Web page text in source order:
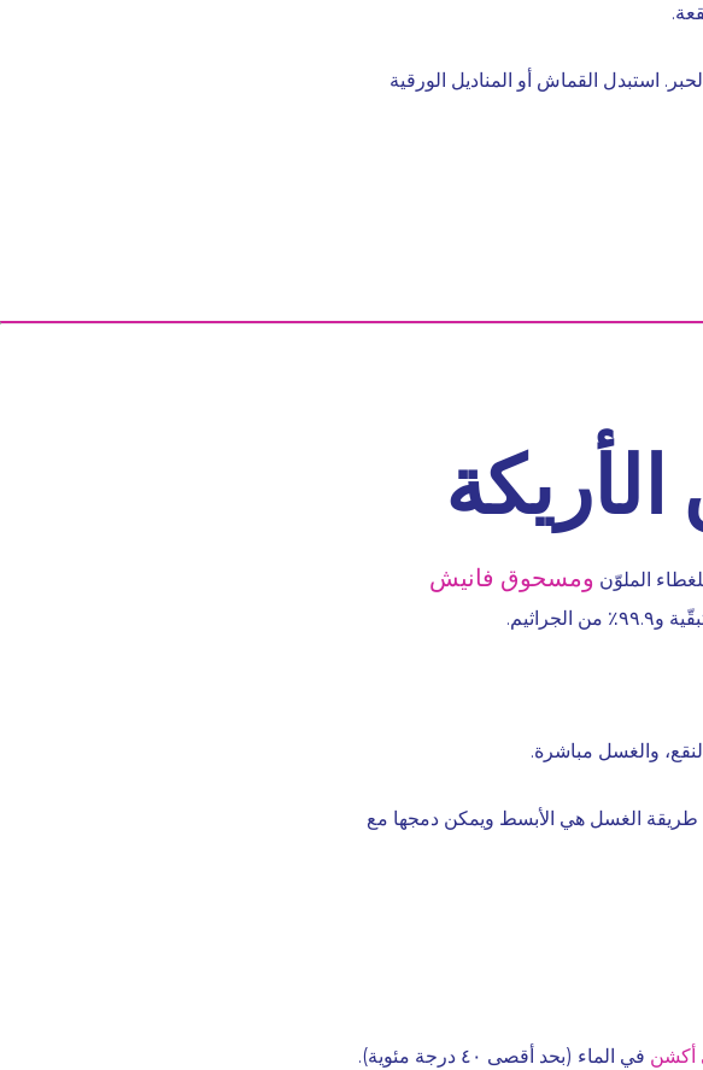
استبدل القماش أو المناديل الورقية
الملوّن ومسحوق فانيش
والغسل مباشرة.
طريقة الغسل هي الأبسط ويمكن دمجها مع
أكشن في الماء (بحد أقصى ٤٠ درجة مئوية).